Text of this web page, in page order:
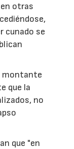
otras
cunado se
montante
que la
no
que "en